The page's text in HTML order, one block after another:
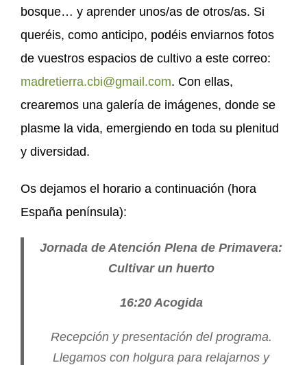
bosque… y aprender unos/as de otros/as. Si
queréis, como anticipo, podéis enviarnos fotos
de vuestros espacios de cultivo a este correo:
madretierra.cbi@gmail.com. Con ellas,
crearemos una galería de imágenes, donde se
plasme la vida, emergiendo en toda su plenitud
y diversidad.
Os dejamos el horario a continuación (hora
España península):
Jornada de Atención Plena de Primavera:
Cultivar un huerto
16:20 Acogida
Recepción y presentación del programa.
Llegamos con holgura para relajarnos y